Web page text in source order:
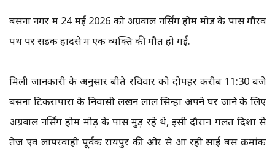
बसना नगर में 24 मई 2026 को अग्रवाल नर्सिंग होम मोड़ के पास गौरव
पथ पर सड़क हादसे में एक व्यक्ति की मौत हो गई.
मिली जानकारी के अनुसार बीते रविवार को दोपहर करीब 11:30 बजे
बसना टिकरापारा के निवासी लखन लाल सिन्हा अपने घर जाने के लिए
अग्रवाल नर्सिंग होम मोड़ के पास मुड़ रहे थे, इसी दौरान गलत दिशा से
तेज एवं लापरवाही पूर्वक रायपुर की ओर से आ रही साईं बस क्रमांक